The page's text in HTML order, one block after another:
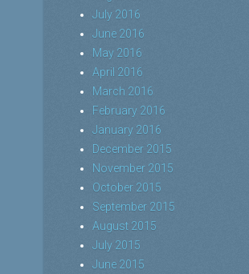
July 2016
June 2016
May 2016
April 2016
March 2016
February 2016
January 2016
December 2015
November 2015
October 2015
September 2015
August 2015
July 2015
June 2015